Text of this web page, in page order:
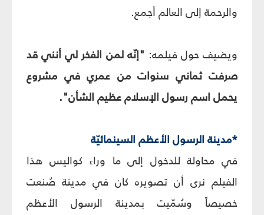
والرحمة إلى العالم أجمع.
ويضيف حول فيلمه: "إنّه لمن الفخر لي أنني قد
صرفت ثماني سنوات من عمري في مشروع
يحمل اسم رسول الإسلام عظيم الشأن".
*مدينة الرسول الأعظم السينمائيّة
في محاولة للدخول إلى ما وراء كواليس هذا
الفيلم نرى أن تصويره كان في مدينة صُنعت
خصيصاً وسُمّيت بمدينة الرسول الأعظم